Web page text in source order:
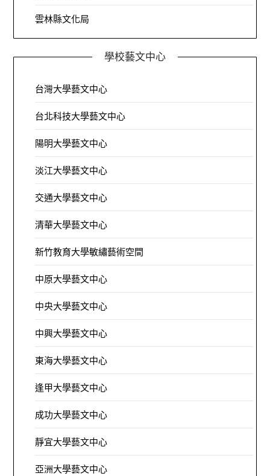
雲林縣文化局
學校藝文中心
台灣大學藝文中心
台北科技大學藝文中心
陽明大學藝文中心
淡江大學藝文中心
交通大學藝文中心
清華大學藝文中心
新竹教育大學敏繡藝術空間
中原大學藝文中心
中央大學藝文中心
中興大學藝文中心
東海大學藝文中心
逢甲大學藝文中心
成功大學藝文中心
靜宜大學藝文中心
亞洲大學藝文中心